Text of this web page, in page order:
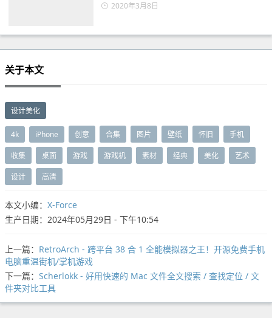
2020年3月8日
关于本文
设计美化
4k iPhone 创意 合集 图片 壁纸 怀旧 手机
收集 桌面 游戏 游戏机 素材 经典 美化 艺术
设计 高清
本文小编： X-Force
生产日期：2024年05月29日 - 下午10:54
上一篇： RetroArch - 跨平台 38 合 1 全能模拟器之王！开源免费手机
电脑重温街机/掌机游戏
下一篇： Scherlokk - 好用快速的 Mac 文件全文搜索 / 查找定位 / 文
件夹对比工具